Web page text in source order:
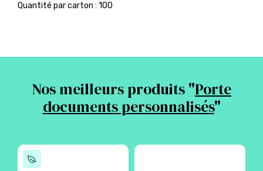
Quantité par carton : 100
Nos meilleurs produits "Porte
documents personnalisés"